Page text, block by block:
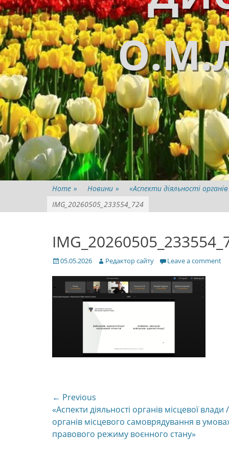
Home » Новини » «Аспекти діяльності
IMG_20260505_233554_724
Posted
05.05.2026 Author
Редактор сайту Leave a comment
Навігація
записів
← Previous
Previous
post:
«Аспекти діяльності органів місцевої влади /
органів місцевого самоврядування в
правового режиму воєнного стану»